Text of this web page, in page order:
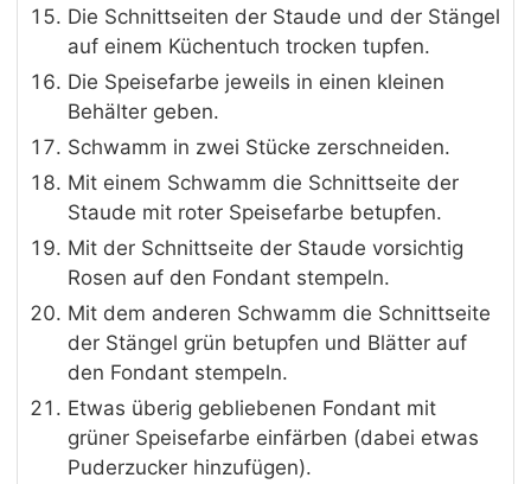
Die Schnittseiten der Staude und der Stängel
auf einem Küchentuch trocken tupfen.
Die Speisefarbe jeweils in einen kleinen
Behälter geben.
Schwamm in zwei Stücke zerschneiden.
Mit einem Schwamm die Schnittseite der
Staude mit roter Speisefarbe betupfen.
Mit der Schnittseite der Staude vorsichtig
Rosen auf den Fondant stempeln.
Mit dem anderen Schwamm die Schnittseite
der Stängel grün betupfen und Blätter auf
den Fondant stempeln.
Etwas überig gebliebenen Fondant mit
grüner Speisefarbe einfärben (dabei etwas
Puderzucker hinzufügen).